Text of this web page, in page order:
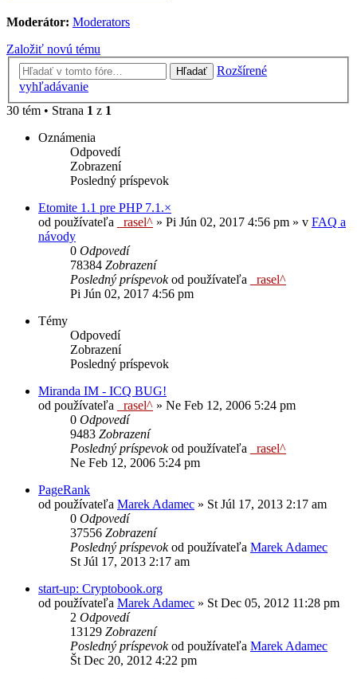
Moderátor: Moderators
Založiť novú tému
Hľadať
Rozšírené
vyhľadávanie
30 tém • Strana 1 z 1
Oznámenia
Odpovedí
Zobrazení
Posledný príspevok
Etomite 1.1 pre PHP 7.1.×
od používateľa
_rasel^ » Pi Jún 02, 2017 4:56 pm » v FAQ a
návody
0 Odpovedí
78384 Zobrazení
Posledný príspevokod používateľa
_rasel^
Pi Jún 02, 2017 4:56 pm
Témy
Odpovedí
Zobrazení
Posledný príspevok
Miranda IM - ICQ BUG!
od používateľa
_rasel^ » Ne Feb 12, 2006 5:24 pm
0 Odpovedí
9483 Zobrazení
Posledný príspevokod používateľa
_rasel^
Ne Feb 12, 2006 5:24 pm
PageRank
od používateľa Marek Adamec » St Júl 17, 2013 2:17 am
0 Odpovedí
37556 Zobrazení
Posledný príspevokod používateľa Marek Adamec
St Júl 17, 2013 2:17 am
start-up: Cryptobook.org
od používateľa Marek Adamec » St Dec 05, 2012 11:28 pm
2 Odpovedí
13129 Zobrazení
Posledný príspevokod používateľa Marek Adamec
Št Dec 20, 2012 4:22 pm